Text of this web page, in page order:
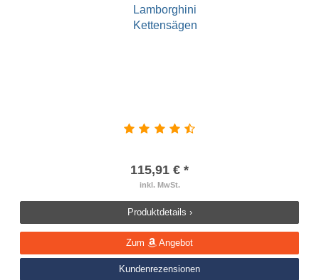
115,91 € *
inkl. MwSt.
Produktdetails ›
Zum Angebot
Kundenrezensionen